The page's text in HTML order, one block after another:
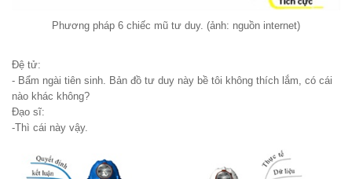
Phương pháp 6 chiếc mũ tư duy. (ảnh: nguồn internet)
Đệ tử:
- Bẩm ngài tiên sinh. Bản đồ tư duy này bề tôi không thích lắm, có cái
nào khác không?
Đạo sĩ:
-Thì cái này vậy.